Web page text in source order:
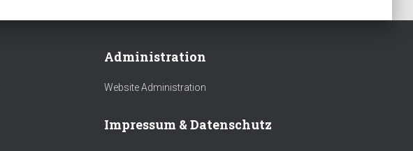
Administration
Website Administration
Impressum & Datenschutz